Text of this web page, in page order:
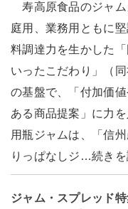
寿高原食品のジャム
庭用、業務用ともに
料調達力を生かした
いったこだわり」（
の基盤で、「付加価
ある商品提案」に力
用瓶ジャムは、「信
りっぱなしジ…続きを
ジャム・スプレッド